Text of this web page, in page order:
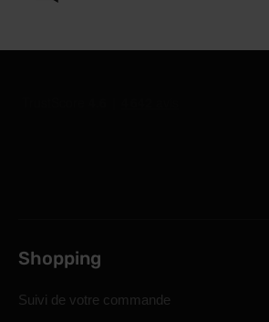
Shopping
Suivi de votre commande